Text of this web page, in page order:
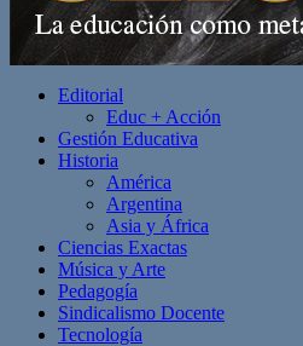
Editorial
Educ + Acción
Gestión Educativa
Historia
América
Argentina
Asia y África
Ciencias Exactas
Música y Arte
Pedagogía
Sindicalismo Docente
Tecnología